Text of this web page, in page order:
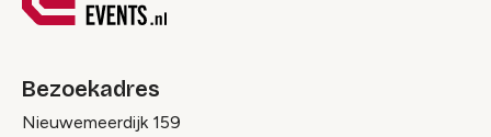
Bezoekadres
Nieuwemeerdijk 159